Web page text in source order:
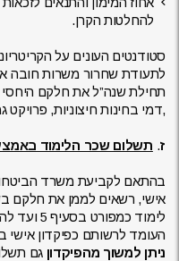
להחלטות הקרן.
סטודנטים העונים על
לתעודת שחרור משרות חובה
תחילת שנה”ל את חלקם היחסי
,דמי בחינות חיצוניות,
ז. תשלום שכר הלימוד
בהתאם לקביעת משרד
אישי, רשאים לממן את חלקם
לימוד
העומד לרשותם כפיקדון אישי
ניתן למשוך מהפיקדון גם